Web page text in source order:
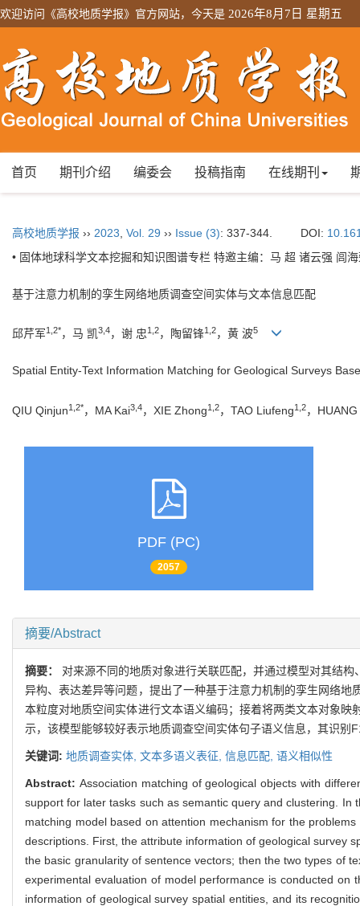
欢迎访问《高校地质学报》官方网站，今天是 2026年8月7日 星期五
首页 期刊介绍 编委会 投稿指南 在线期刊
高校地质学报 ›› 2023 Vol. 29 ›› Issue (3): 337-344. DOI:
• 固体地球科学文本挖掘和知识图谱专栏 特邀主编：马 超 诸云强 闾
基于注意力机制的孪生网络地质调查空间实体与文本信息匹配
邱芹军1,2*，马 凯3,4，谢 忠1,2，陶留锋1,2，黄 波5
Spatial Entity-Text Information Matching for Geological Surveys
QIU Qinjun1,2*，MA Kai3,4，XIE Zhong1,2，TAO Liufeng1,2，
PDF (PC)
2057
摘要/Abstract
摘要： 对来源不同的地质对象进行关联匹配，并通过模型对其结
异构、表达差异等问题，提出了一种基于注意力机制的孪生网络
本粒度对地质空间实体进行文本语义编码；接着将两类文本对象
示，该模型能够较好表示地质调查空间实体句子语义信息，其识
关键词: 地质调查实体, 文本多语义表征, 信息匹配, 语义相似性
Abstract: Association matching of geological objects with
support for later tasks such as semantic query and clustering.
matching model based on attention mechanism for the
descriptions. First, the attribute information of geological survey
the basic granularity of sentence vectors; then the two types of
experimental evaluation of model performance is conducted
information of geological survey spatial entities, and its